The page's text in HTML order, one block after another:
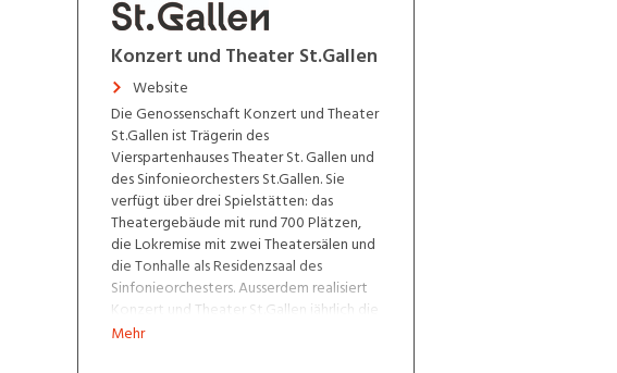
Konzert und Theater St.Gallen
Website
Die Genossenschaft Konzert und Theater
St.Gallen ist Trägerin des
Vierspartenhauses Theater St. Gallen und
des Sinfonieorchesters St.Gallen. Sie
verfügt über drei Spielstätten: das
Theatergebäude mit rund 700 Plätzen,
die Lokremise mit zwei Theatersälen und
die Tonhalle als Residenzsaal des
Sinfonieorchesters. Ausserdem realisiert
Konzert und Theater St.Gallen jährlich die
St.Galler Festspiele.
Mehr